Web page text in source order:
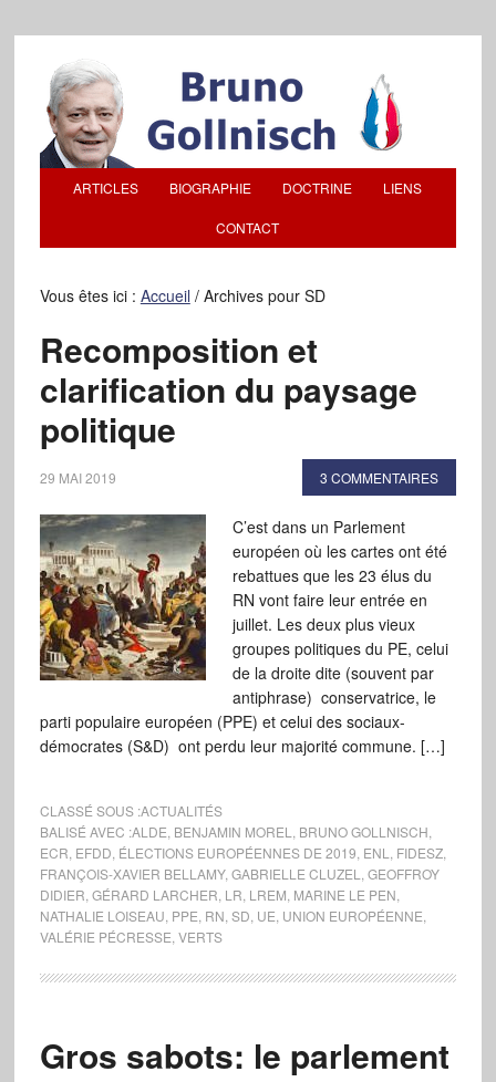
ARTICLES BIOGRAPHIE DOCTRINE LIENS
CONTACT
Vous êtes ici : Accueil /Archives pour SD
Recomposition et
clarification du paysage
politique
29 MAI 2019 3 COMMENTAIRES
C’est dans un Parlement
européen où les cartes ont été
rebattues que les 23 élus du
RN vont faire leur entrée en
juillet. Les deux plus vieux
groupes politiques du PE, celui
de la droite dite (souvent par
antiphrase) conservatrice, le
parti populaire européen (PPE) et celui des sociaux-
démocrates (S&D) ont perdu leur majorité commune. […]
CLASSÉ SOUS :ACTUALITÉS
BALISÉ AVEC :ALDE BENJAMIN MOREL BRUNO GOLLNISCH
ECR EFDD ÉLECTIONS EUROPÉENNES DE 2019 ENL FIDESZ,
FRANÇOIS-XAVIER BELLAMY, GABRIELLE CLUZEL
GEOFFROY
DIDIER GÉRARD LARCHER LR LREM MARINE LE PEN
NATHALIE LOISEAU PPE RN SD UE UNION EUROPÉENNE
VALÉRIE PÉCRESSE VERTS
Gros sabots: le parlement